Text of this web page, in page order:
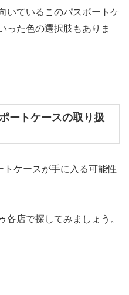
いているこのパスポートケ
った色の選択肢もありま
ートケースの取り扱
ケースが手に入る可能性
各店で探してみましょう。